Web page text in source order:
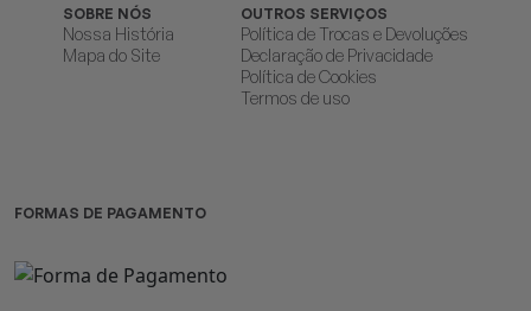
SOBRE NÓS
Nossa História
Mapa do Site
OUTROS SERVIÇOS
Política de Trocas e Devoluções
Declaração de Privacidade
Política de Cookies
Termos de uso
FORMAS DE PAGAMENTO